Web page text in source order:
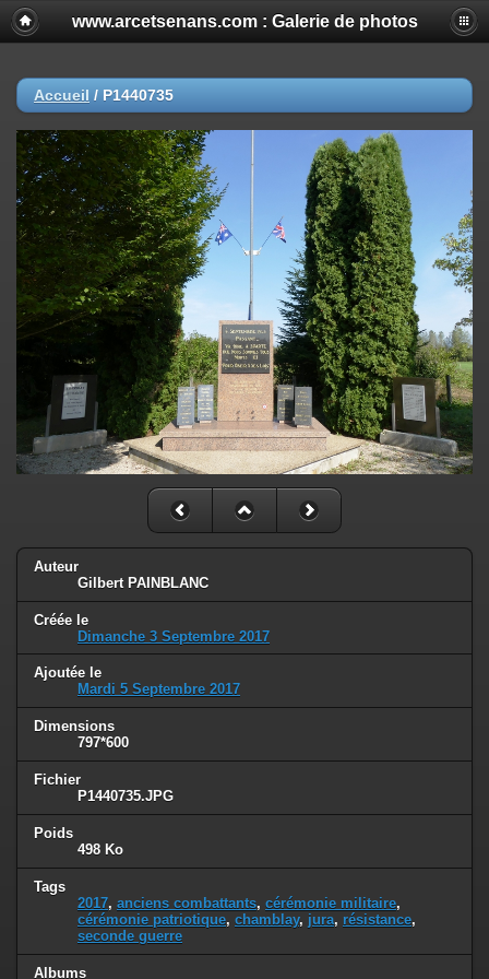
www.arcetsenans.com : Galerie de photos
Accueil / P1440735
Auteur
Gilbert PAINBLANC
Créée le
Dimanche 3 Septembre 2017
Ajoutée le
Mardi 5 Septembre 2017
Dimensions
797*600
Fichier
P1440735.JPG
Poids
498 Ko
Tags
2017, anciens combattants, cérémonie militaire,
cérémonie patriotique, chamblay, jura, résistance,
seconde guerre
Albums